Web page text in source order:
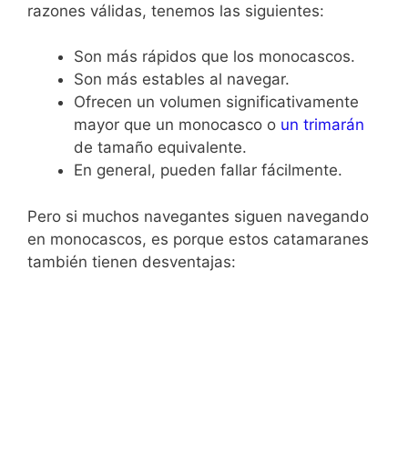
razones válidas, tenemos las siguientes:
Son más rápidos que los monocascos.
Son más estables al navegar.
Ofrecen un volumen significativamente
mayor que un monocasco o un trimarán
de tamaño equivalente.
En general, pueden fallar fácilmente.
Pero si muchos navegantes siguen navegando
en monocascos, es porque estos catamaranes
también tienen desventajas: